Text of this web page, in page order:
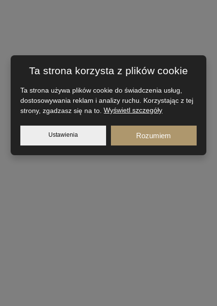
Ta strona korzysta z plików cookie
Ta strona używa plików cookie do świadczenia usług,
dostosowywania reklam i analizy ruchu. Korzystając z tej
strony, zgadzasz się na to.Wyświetl szczegóły
Ustawienia Rozumiem